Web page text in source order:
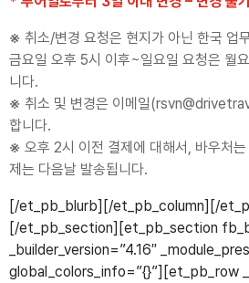
※ 취소/변경 요청은 현지가 아닌 한국 업
금요일 오후 5시 이후~일요일 요청은 월
니다.
※ 취소 및 변경은 이메일
합니다.
※ 오후 2시 이전 결제에 대해서, 바우처
제는 다음날 발송됩니다.
[/et_pb_blurb][/et_pb_column][/
[/et_pb_section][et_pb_section
_builder_version=”4.16″
global_colors_info=”{}”][et_pb_row